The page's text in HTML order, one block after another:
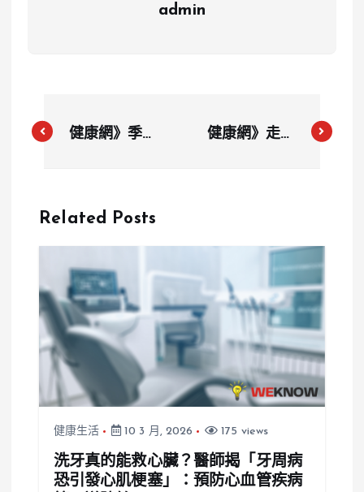
admin
健康網》季節
揭關鍵6營養
健康網》走路
Related Posts
健康生活 10 3 月, 2026 175 views
洗牙真的能救心臟？醫師揭「牙周病
恐引發心肌梗塞」：預防心血管疾病